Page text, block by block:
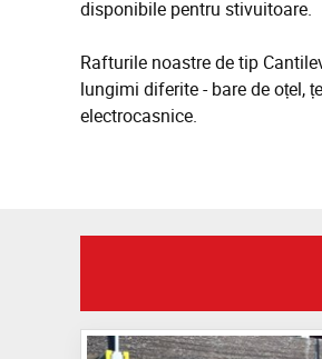
disponibile pentru stivuitoare.
Rafturile noastre de tip
lungimi diferite - bare de oțel,
electrocasnice.